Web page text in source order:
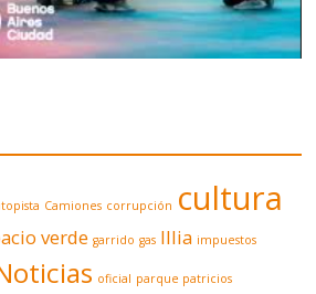
Camiones corrupción cultura
verde garrido gas Illia impuestos
oficial parque patricios